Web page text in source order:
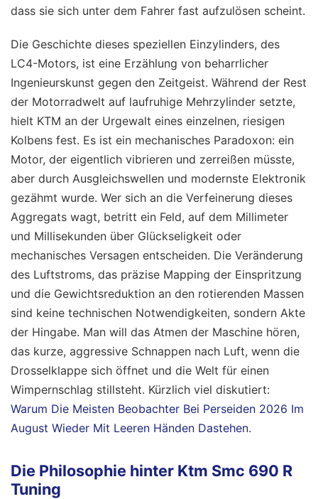
dass sie sich unter dem Fahrer fast aufzulösen scheint.
Die Geschichte dieses speziellen Einzylinders, des
LC4-Motors, ist eine Erzählung von beharrlicher
Ingenieurskunst gegen den Zeitgeist. Während der Rest
der Motorradwelt auf laufruhige Mehrzylinder setzte,
hielt KTM an der Urgewalt eines einzelnen, riesigen
Kolbens fest. Es ist ein mechanisches Paradoxon: ein
Motor, der eigentlich vibrieren und zerreißen müsste,
aber durch Ausgleichswellen und modernste Elektronik
gezähmt wurde. Wer sich an die Verfeinerung dieses
Aggregats wagt, betritt ein Feld, auf dem Millimeter
und Millisekunden über Glückseligkeit oder
mechanisches Versagen entscheiden. Die Veränderung
des Luftstroms, das präzise Mapping der Einspritzung
und die Gewichtsreduktion an den rotierenden Massen
sind keine technischen Notwendigkeiten, sondern Akte
der Hingabe. Man will das Atmen der Maschine hören,
das kurze, aggressive Schnappen nach Luft, wenn die
Drosselklappe sich öffnet und die Welt für einen
Wimpernschlag stillsteht. Kürzlich viel diskutiert:
Warum Die Meisten Beobachter Bei Perseiden 2026 Im
August Wieder Mit Leeren Händen Dastehen.
Die Philosophie hinter Ktm Smc 690 R
Tuning